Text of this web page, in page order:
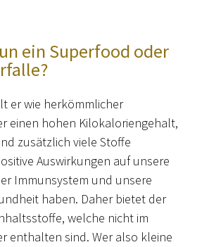
ein Superfood oder
er wie herkömmlicher
einen hohen Kilokaloriengehalt,
zusätzlich viele Stoffe
Auswirkungen auf unsere
Immunsystem und unsere
haben. Daher bietet der
welche nicht im
enthalten sind. Wer also kleine